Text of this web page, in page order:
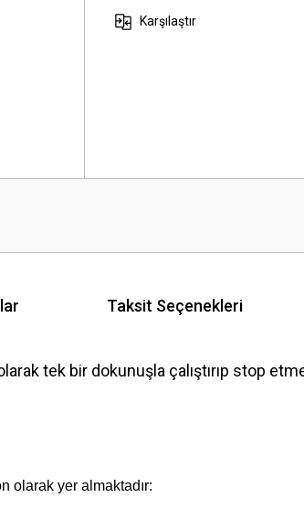
Karşılaştır
Taksit Seçenekleri
tek bir dokunuşla çalıştırıp stop
olarak yer almaktadır: